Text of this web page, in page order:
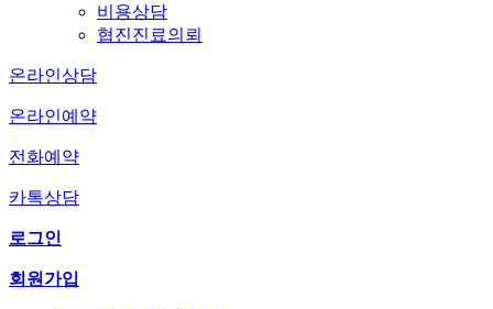
비용상담
협진진료의뢰
온라인상담
온라인예약
전화예약
카톡상담
로그인
회원가입